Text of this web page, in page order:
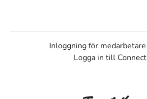
Inloggning för medarbetare
Logga in till Connect